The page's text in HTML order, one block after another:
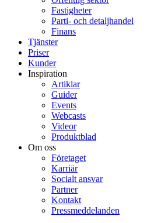
Fastigheter
Parti- och detaljhandel
Finans
Tjänster
Priser
Kunder
Inspiration
Artiklar
Guider
Events
Webcasts
Videor
Produktblad
Om oss
Företaget
Karriär
Socialt ansvar
Partner
Kontakt
Pressmeddelanden